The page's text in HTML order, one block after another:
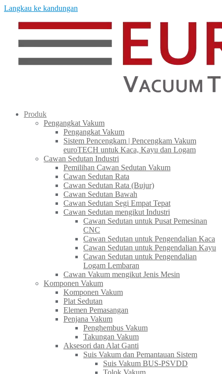
Langkau ke kandungan
Produk
Pengangkat Vakum
Pengangkat Vakum
Sistem Pencengkam | Pencengkam Vakum
euroTECH untuk Kaca, Kayu dan Logam
Cawan Sedutan Industri
Pemilihan Cawan Sedutan Vakum
Cawan Sedutan Rata
Cawan Sedutan Rata (Bujur)
Cawan Sedutan Bawah
Cawan Sedutan Segi Empat Tepat
Cawan Sedutan mengikut Industri
Cawan Sedutan untuk Pusat Pemesinan
CNC
Cawan Sedutan untuk Pengendalian Kaca​
Cawan Sedutan untuk Pengendalian Kayu
Cawan Sedutan untuk Pengendalian
Logam Lembaran
Cawan Vakum mengikut Jenis Mesin
Komponen Vakum
Komponen Vakum
Plat Sedutan
Elemen Pemasangan
Penjana Vakum
Penghembus Vakum
Takungan Vakum
Aksesori dan Alat Ganti
Suis Vakum dan Pemantauan Sistem
Suis Vakum BUS-PSVDD
Tolok Vakum